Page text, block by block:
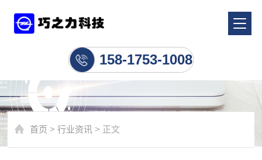
158-1753-1008
首页 >行业资讯 > 正文